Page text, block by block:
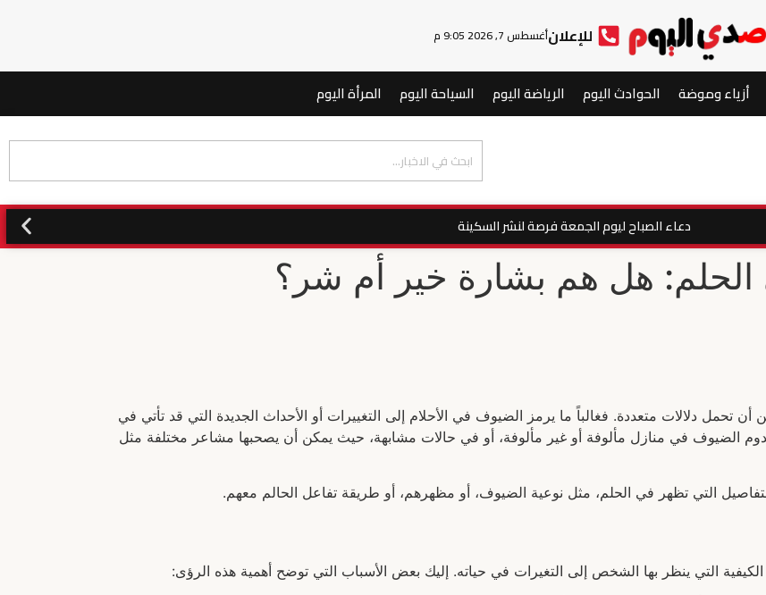
للإعلانأغسطس 7, 2026 9:05 م
أزياء وموضة الحوادث اليوم الرياضة اليوم السياحة اليوم المرأة اليوم
دعاء الصباح ليوم الجمعة فرصة لنشر السكينة
هل هم بشارة خير أم شر؟
تحمل دلالات متعددة. فغالباً ما يرمز الضيوف في الأحلام إلى التغييرات أو الأحداث الجديدة التي قد تأتي في
الضيوف في منازل مألوفة أو غير مألوفة، أو في حالات مشابهة، حيث يمكن أن يصحبها مشاعر مختلفة مثل
التي تظهر في الحلم، مثل نوعية الضيوف، أو مظهرهم، أو طريقة تفاعل الحالم معهم.
التي ينظر بها الشخص إلى التغيرات في حياته. إليك بعض الأسباب التي توضح أهمية هذه الرؤى: